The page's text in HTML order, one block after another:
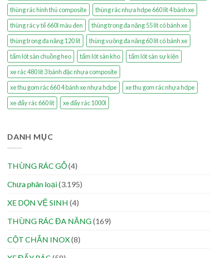
thùng rác hình thú composite
thùng rác nhựa hdpe 660 lít 4 bánh xe
thùng rác y tế 660l màu đen
thùng trong đa năng 55 lít có bánh xe
thùng trong đa năng 120 lít
thùng vuông đa năng 60 lít có bánh xe
tấm lót sàn chuồng heo
tấm lót sàn kho
tấm lót sàn sự kiện
xe rác 480 lít 3 bánh đặc nhựa composite
xe thu gom rác 660 4 bánh xe nhựa hdpe
xe thu gom rác nhựa hdpe
xe đẩy rác 660 lít
xe đẩy rác 1000l
DANH MỤC
THÙNG RÁC GỖ(4)
Chưa phân loại(3.195)
XE DỌN VỆ SINH (4)
THÙNG RÁC ĐA NĂNG(169)
CỘT CHẮN INOX(8)